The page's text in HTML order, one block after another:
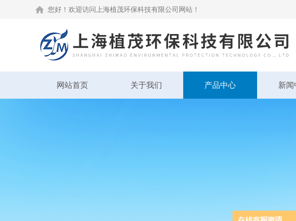
您好！欢迎访问上海植茂环保科技有限公司网站！
网站首页 关于我们 产品中心 新闻